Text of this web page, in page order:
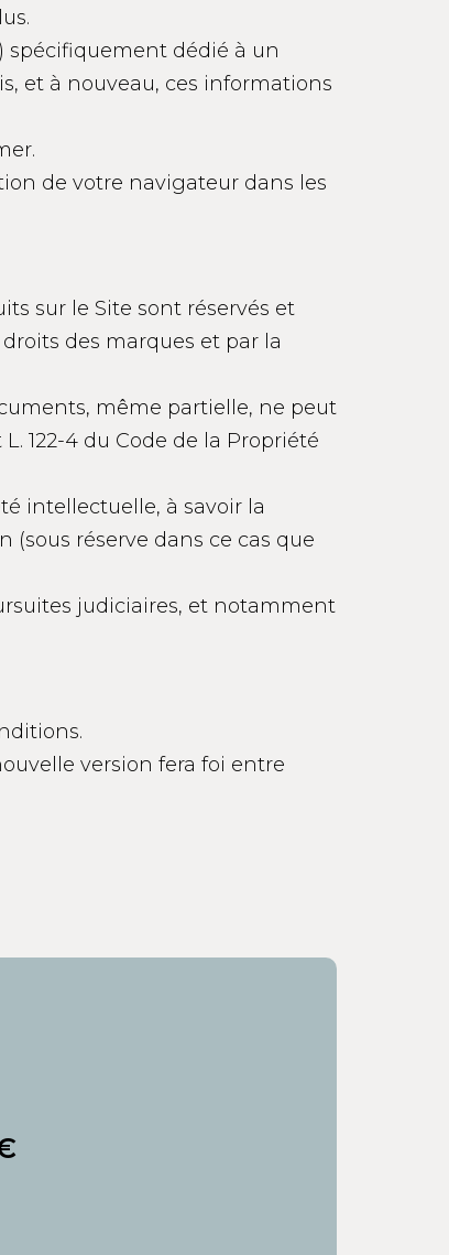
spécifiquement dédié à un
et à nouveau, ces informations
de votre navigateur dans les
sur le Site sont réservés et
des marques et par la
même partielle, ne peut
L. 122-4 du Code de la Propriété
intellectuelle, à savoir la
réserve dans ce cas que
judiciaires, et notamment
version fera foi entre